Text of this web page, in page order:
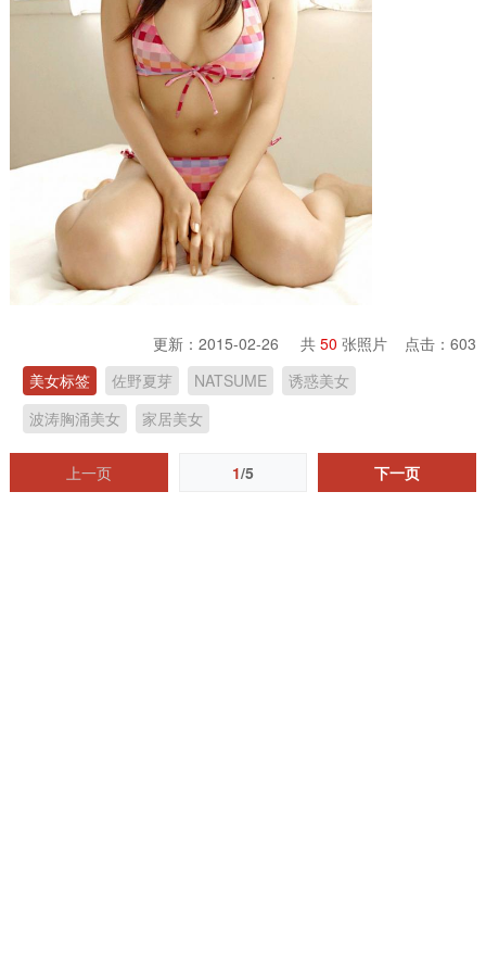
更新：2015-02-26 共50 张照片 点击：603
美女标签
佐野夏芽 NATSUME
诱惑美女
波涛胸涌美女
家居美女
上一页 1/5 下一页